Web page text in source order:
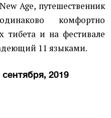
Age, путешественник
комфортно
тибета и на фестивале
11 языками.
2019